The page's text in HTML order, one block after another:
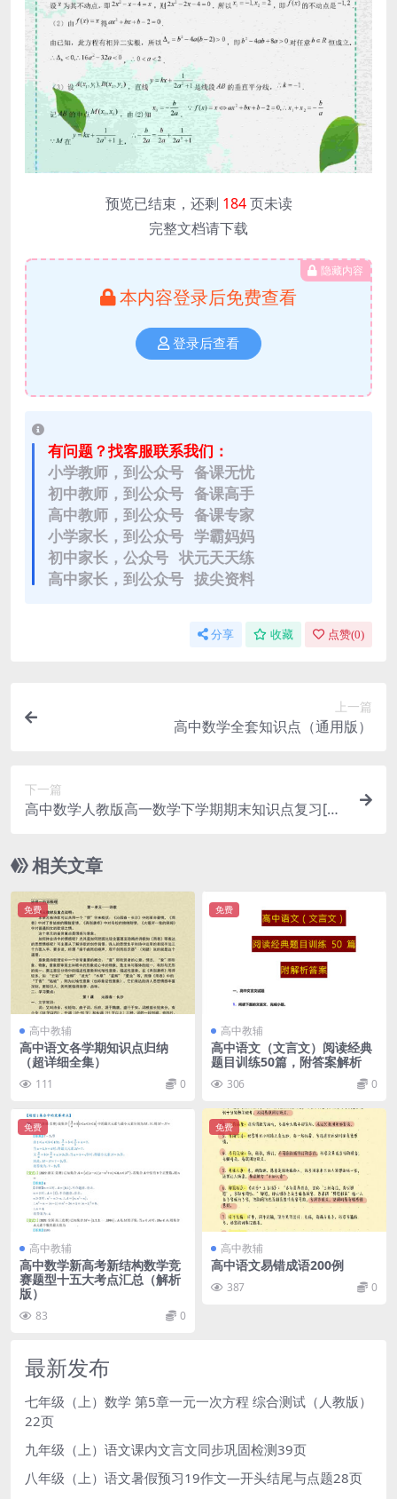
预览已结束，还剩 184页未读
完整文档请下载
隐藏内容
本内容登录后免费查看
登录后查看
有问题？找客服联系我们：
小学教师，到公众号 备课无忧
初中教师，到公众号 备课高手
高中教师，到公众号 备课专家
小学家长，到公众号 学霸妈妈
初中家长，公众号 状元天天练
高中家长，到公众号 拔尖资料
分享 收藏 点赞(0)
上一篇
高中数学全套知识点（通用版）
下一篇
高中数学人教版高一数学下学期期末知识点复习[最
相关文章
免费
高中教辅
高中语文各学期知识点归纳
（超详细全集）
111 0
免费
高中教辅
高中语文（文言文）阅读经典
题目训练50篇，附答案解析
306 0
免费
高中教辅
高中数学新高考新结构数学竞
赛题型十五大考点汇总（解析
版）
83 0
免费
高中教辅
高中语文易错成语200例
387 0
最新发布
七年级（上）数学 第5章一元一次方程 综合测试（人教版）
22页
九年级（上）语文课内文言文同步巩固检测39页
八年级（上）语文暑假预习19作文—开头结尾与点题28页